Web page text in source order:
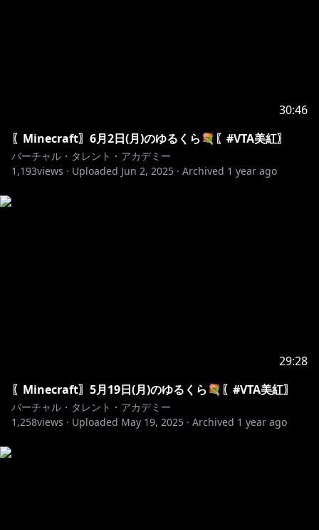
・https://youtu.be/Ae31eVyV9mg?feature=shared
30:46
〖Minecraft〗6月2日(月)のゆるくら💐〖#VTA美紅〗
バーチャル・タレント・アカデミー
1,193views · Uploaded Jun 2, 2025 · Archived 1 year ago
29:28
〖Minecraft〗5月19日(月)のゆるくら💐〖#VTA美紅〗
バーチャル・タレント・アカデミー
1,258views · Uploaded May 19, 2025 · Archived 1 year ago